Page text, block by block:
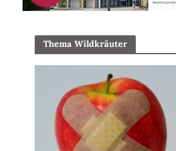
Thema Wildkräuter